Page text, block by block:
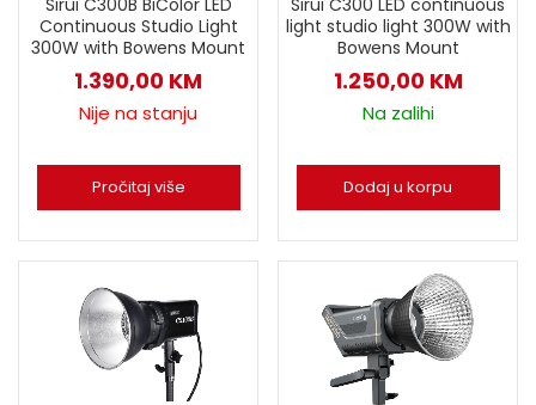
Continuous Studio Light
300W with Bowens Mount
1.390,00 KM
Nije na stanju
Pročitaj više
light studio light 300W with
Bowens Mount
1.250,00 KM
Na zalihi
Dodaj u korpu